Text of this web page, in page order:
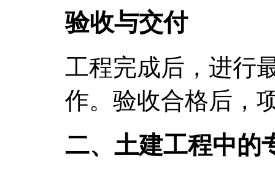
验收与交付
工程完成后，进行
作。验收合格后，
二、土建工程中的